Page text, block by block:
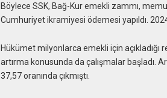
Böylece SSK, Bağ-Kur emekli zammı,
Cumhuriyet ikramiyesi ödemesi yapıldı.
Hükümet milyonlarca emekli için açıkladığı
artırma konusunda da çalışmalar başladı.
37,57 oranında çıkmıştı.